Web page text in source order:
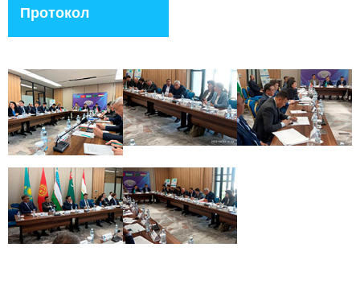
Протокол